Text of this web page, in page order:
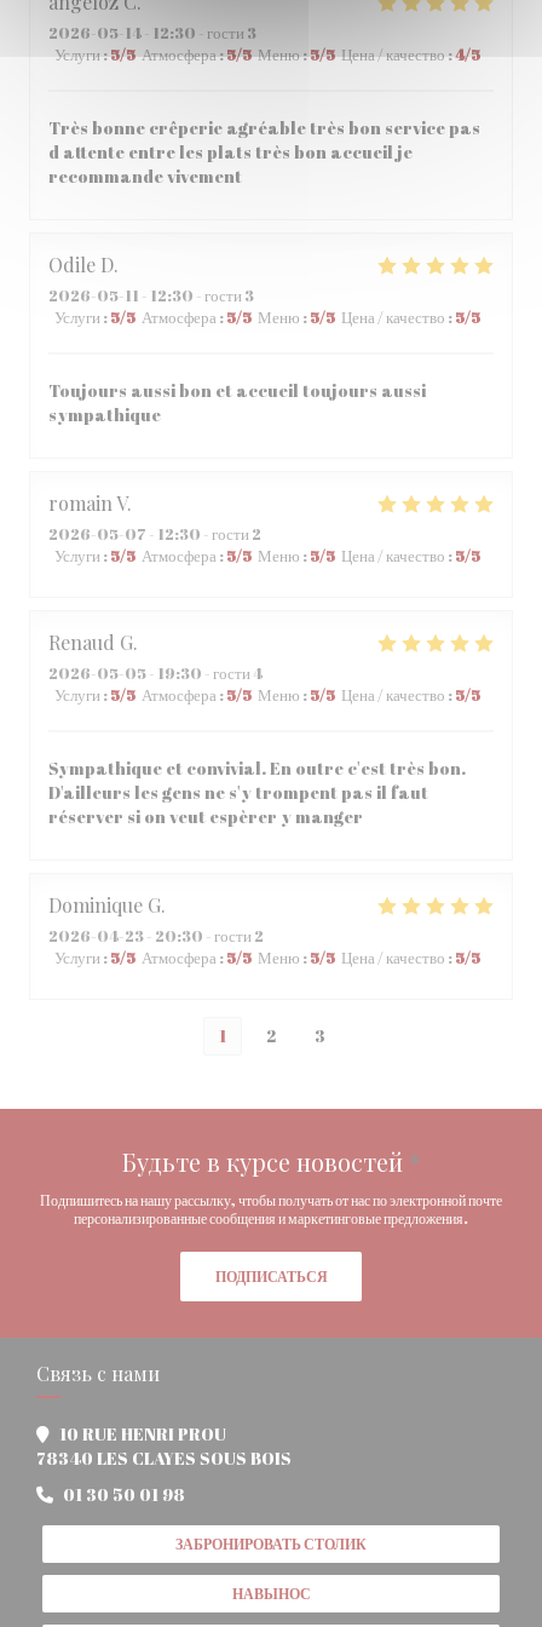
2026-05-14- 12:30 - гости 3
Услуги:5/5 Атмосфера:5/5 Меню:5/5 Цена / качество:4/5
Très bonne crêperie agréable très bon service pas
d attente entre les plats très bon accueil je
recommande vivement
Odile D
2026-05-11 - 12:30 - гости 3
Услуги :5/5 Атмосфера :5/5 Меню :5/5 Цена / качество :5/5
Toujours aussi bon et accueil toujours aussi
sympathique
romainV
2026-05-07 - 12:30 - гости 2
Услуги :5/5 Атмосфера :5/5 Меню :5/5 Цена / качество :5/5
Renaud G
2026-05-05- 19:30 - гости 4
Услуги :5/5 Атмосфера :5/5 Меню :5/5 Цена / качество :5/5
Sympathique et convivial. En outre c'est très bon.
D'ailleurs les gens ne s'y trompent pas il faut
réserver si on veut espèrer y manger
Dominique G
2026-04-23- 20:30 - гости 2
Услуги :5/5 Атмосфера :5/5 Меню :5/5 Цена / качество :5/5
1 2 3
Будьте в курсе новостей *
Подпишитесь на нашу рассылку, чтобы получать от нас по электронной почте
персонализированные сообщения и маркетинговые предложения.
ПОДПИСАТЬСЯ
Связь с нами
10 RUE HENRI PROU
78340 LES CLAYES SOUS BOIS
01 30 50 01 98
ЗАБРОНИРОВАТЬ СТОЛИК
НАВЫНОС